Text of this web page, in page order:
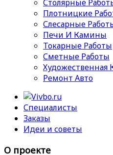
Столярные
Плотницкие
Слесарные
Печи И Камины
Токарные Работы
Сметные Работы
Художественная
Ремонт Авто
Специалисты
Заказы
Идеи и советы
О проекте